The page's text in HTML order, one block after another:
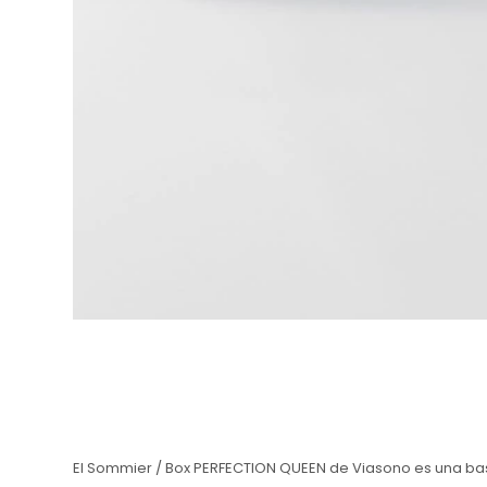
El Sommier / Box PERFECTION QUEEN de Viasono es